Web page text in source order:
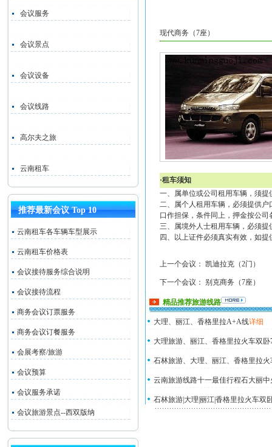
会议服务
会议景点
会议设备
会议线路
高尔夫之旅
云南租车
推荐最新会议 Top 10
云南租车各车辆车型展示
云南租车价格表
会议接待服务综合说明
会议接待流程
商务会议订票服务
商务会议订餐服务
会展考察/旅游
会议预算
会议服务承诺
会议旅游景点--西双版纳
现代商务（7座）
·租车须知
一、属单位或公司租用车辆，须
二、属个人租用车辆，必须提供
口作担保，条件同上，押金按公司
三、属境外人士租用车辆，必须
四、以上证件必须真实有效，如
上一个会议： 凯迪拉克（2门）
下一个会议： 别克商务（7座）
精品推荐旅游线路
详细
大理、丽江、香格里拉A+A线
大理旅游、丽江、香格里拉火车双
石林旅游、大理、丽江、香格里拉
云南旅游线路十一最佳行程石大丽
石林旅游|大理|丽江|香格里拉火车双